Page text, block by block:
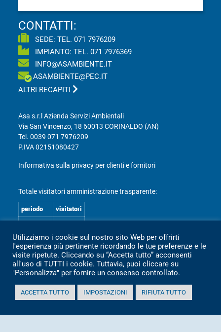
CONTATTI:
SEDE: TEL.071 7976209
IMPIANTO: TEL.071 7976369
INFO@ASAMBIENTE.IT
ASAMBIENTE@PEC.IT
ALTRI RECAPITI
Asa s.r.l Azienda Servizi Ambientali
Via San Vincenzo, 18 60013 CORINALDO (AN)
Tel.0039 071 7976209
P.IVA 02151080427
Informativa sulla privacy per clienti e fornitori
Totale visitatori amministrazione trasparente:
periodo
visitatori
anno 2024
2.097
anno 2023
1.803
anno 2022
2.373
anno 2020
1.307
Utilizziamo i cookie sul nostro sito Web per offrirti
l'esperienza più pertinente ricordando le tue preferenze e le
visite ripetute. Cliccando su “Accetta tutto” acconsenti
all'uso di TUTTI i cookie. Tuttavia, puoi cliccare su
"Personalizza" per fornire un consenso controllato.
ACCETTA TUTTO IMPOSTAZIONI RIFIUTA TUTTO